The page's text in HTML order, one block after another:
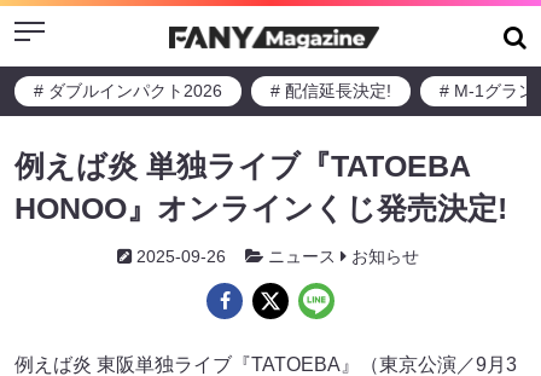
Menu
# ダブルインパクト2026 # 配信延長決定! # M-1グラン
例えば炎 単独ライブ『TATOEBA
HONOO』オンラインくじ発売決定!
2025-09-26 ニュース お知らせ
例えば炎 東阪単独ライブ『TATOEBA』（東京公演／9月3